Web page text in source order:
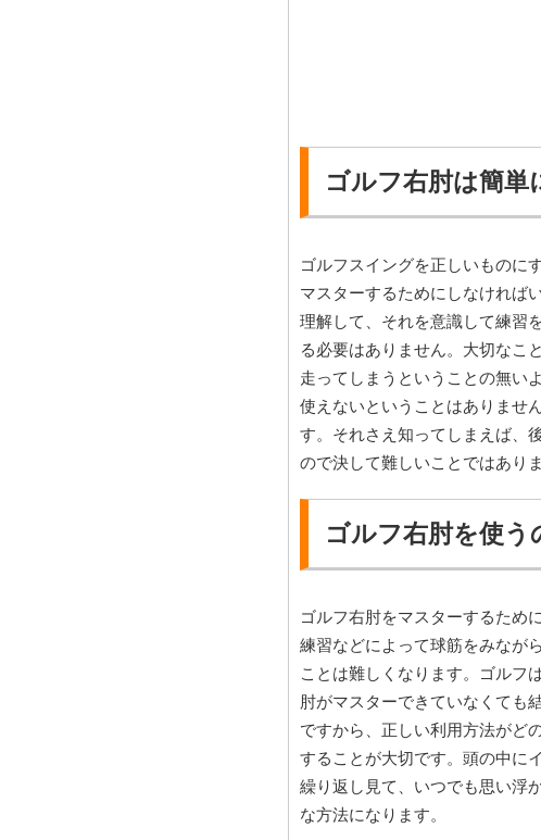
ゴルフ右肘は簡単
ゴルフスイングを正しいものに
マスターするためにしなければ
理解して、それを意識して練習
る必要はありません。大切なこ
走ってしまうということの無い
使えないということはありませ
す。それさえ知ってしまえば、
ので決して難しいことではありま
ゴルフ右肘を使う
ゴルフ右肘をマスターするため
練習などによって球筋をみなが
ことは難しくなります。ゴルフ
肘がマスターできていなくても
ですから、正しい利用方法がど
することが大切です。頭の中に
繰り返し見て、いつでも思い浮
な方法になります。